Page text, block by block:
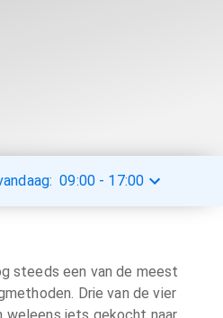
09:00 - 17:00
steeds een van de meest
Drie van de vier